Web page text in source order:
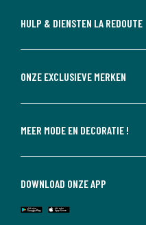
HULP & DIENSTEN LA REDOUTE
ONZE EXCLUSIEVE MERKEN
MEER MODE EN DECORATIE !
DOWNLOAD ONZE APP